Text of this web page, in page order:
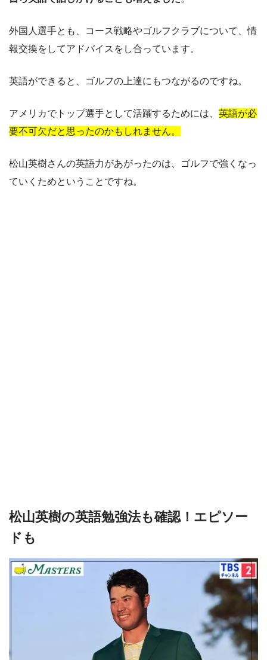
外国人選手とも、コース戦略やゴルフクラブについて、情
報交換をしてアドバイスをし合っています。
英語ができると、ゴルフの上達にもつながるのですね。
アメリカでトップ選手として活躍するためには、 英語が必
要不可欠だと思ったのかもしれません。
松山英樹さんの英語力があがったのは、ゴルフで強くなっ
ていくためということですね。
松山英樹の英語勉強法も確認！エピソー
ドも